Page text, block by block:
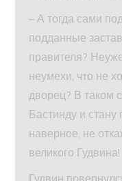
– А тогда сами
подданные
правителя?
неумехи, что не
дворец? В таком
Бастинду и
наверное, не
великого Гудвина!
Гудвин